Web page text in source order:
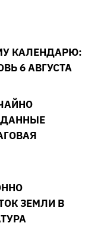
КАЛЕНДАРЮ:
6 АВГУСТА
ЗЕМЛИ В